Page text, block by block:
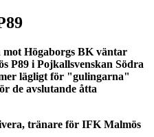
mot Högaborgs BK väntar
P89 i Pojkallsvenskan Södra
lägligt för "gulingarna"
de avslutande åtta
tränare för IFK Malmös